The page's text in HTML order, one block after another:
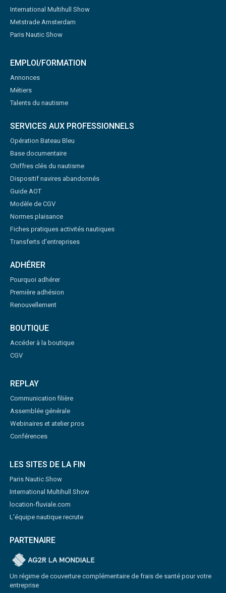
International Multihull Show
Metstrade Amsterdam
Paris Nautic Show
EMPLOI/FORMATION
Annonces
Métiers
Talents du nautisme
SERVICES AUX PROFESSIONNELS
Opération Bateau Bleu
Base documentaire
Chiffres clés du nautisme
Dispositif navires abandonnés
Guide AOT
Modèle de CGV
Normes plaisance
Fiches pratiques activités nautiques
Transferts d'entreprises
ADHÉRER
Pourquoi adhérer
Première adhésion
Renouvellement
BOUTIQUE
Accéder à la boutique
CGV
REPLAY
Communication filière
Assemblée générale
Webinaires et atelier pros
Conférences
LES SITES DE LA FIN
Paris Nautic Show
International Multihull Show
location-fluviale.com
L'équipe nautique recrute
PARTENAIRE
Un régime de couverture complémentaire de frais de santé pour votre
entreprise